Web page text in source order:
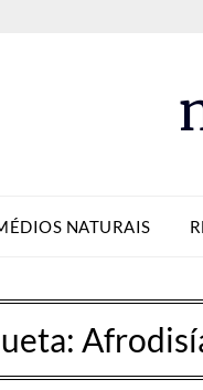
NATURAIS